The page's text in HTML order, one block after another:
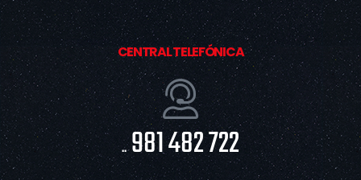
CENTRAL TELEFÓNICA
..981 482 722